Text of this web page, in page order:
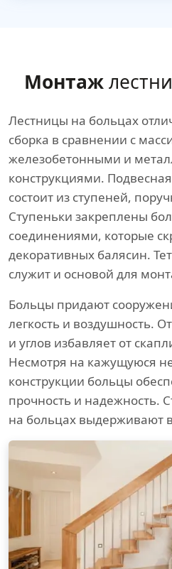
Монтаж
Лестницы на больцах
сборка в сравнении с
железобетонными и
конструкциями.
состоит из ступеней,
Ступеньки закреплены
соединениями, которые
декоративных балясин.
служит и основой для
Больцы придают
легкость и воздушность.
и углов избавляет от
Несмотря на кажущуюся
конструкции больцы
прочность и надежность.
на больцах выдерживают